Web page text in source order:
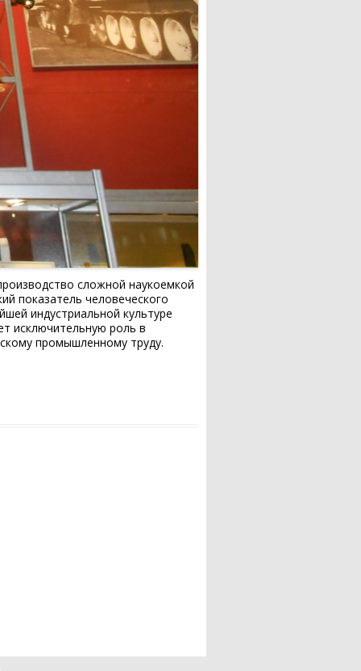
сложной наукоемкой
показатель человеческого
индустриальной культуре
исключительную роль в
промышленному труду.